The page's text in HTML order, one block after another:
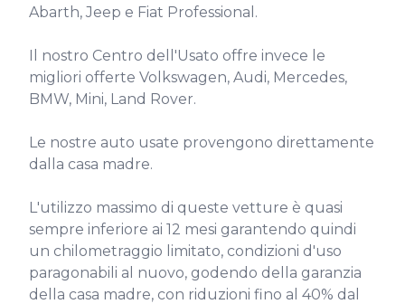
Abarth, Jeep e Fiat Professional.
Il nostro Centro dell'Usato offre invece le
migliori offerte Volkswagen, Audi, Mercedes,
BMW, Mini, Land Rover.
Le nostre auto usate provengono direttamente
dalla casa madre.
L'utilizzo massimo di queste vetture è quasi
sempre inferiore ai 12 mesi garantendo quindi
un chilometraggio limitato, condizioni d'uso
paragonabili al nuovo, godendo della garanzia
della casa madre, con riduzioni fino al 40% dal